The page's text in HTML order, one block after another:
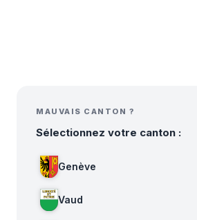
MAUVAIS CANTON ?
Sélectionnez votre canton :
Genève
Vaud